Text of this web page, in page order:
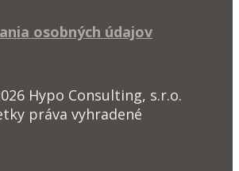
osobných údajov
Hypo Consulting, s.r.o.
práva vyhradené